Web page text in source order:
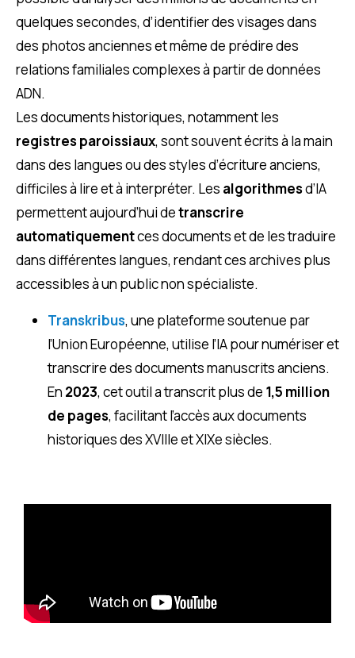
quelques secondes, d’identifier des visages dans
des photos anciennes et même de prédire des
relations familiales complexes à partir de données
ADN.
Les documents historiques, notamment les
registres paroissiaux, sont souvent écrits à la main
dans des langues ou des styles d’écriture anciens,
difficiles à lire et à interpréter. Les algorithmesd’IA
permettent aujourd’hui detranscrire
automatiquementces documents et de les traduire
dans différentes langues, rendant ces archives plus
accessibles à un public non spécialiste.
Transkribus, une plateforme soutenue par
l’Union Européenne, utilise l’IA pour numériser et
transcrire des documents manuscrits anciens.
En 2023, cet outil a transcrit plus de 1,5 million
de pages, facilitant l’accès aux documents
historiques des XVIIIe et XIXe siècles.